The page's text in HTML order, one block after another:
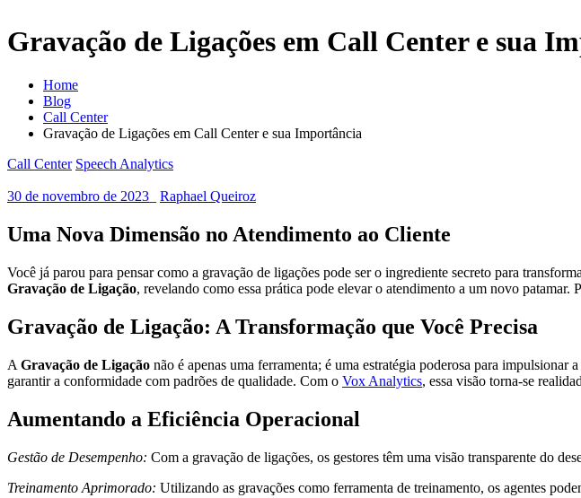
Gravação de Ligações em Call Center e sua
Home
Blog
Call Center
Gravação de Ligações em Call Center e sua Importância
Call Center Speech Analytics
30 de novembro de 2023 Raphael Queiroz
Uma Nova Dimensão no Atendimento ao Cliente
Você já parou para pensar como a gravação de ligações pode ser o ingrediente secreto para
Gravação de Ligação, revelando como essa prática pode elevar o atendimento a um novo
Gravação de Ligação: A Transformação que Você Precisa
A Gravação de Ligação não é apenas uma ferramenta; é uma estratégia poderosa para
garantir a conformidade com padrões de qualidade. Com o Vox Analytics, essa visão torna-se
Aumentando a Eficiência Operacional
Gestão de Desempenho: Com a gravação de ligações, os gestores têm uma visão transparente do
Treinamento Aprimorado: Utilizando as gravações como ferramenta de treinamento, os agentes